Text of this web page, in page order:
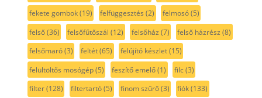
fekete gombok(19) felfüggesztés (2) felmosó(5)
felső(36) felsőfűtőszál (12) felsőház (7) felső házrész (8)
felsőmaró(3) feltét(65) felújító készlet(15)
felültöltős mosógép(5) feszítő emelő(1) filc(3)
filter(128) filtertartó(5) finom szűrő(3) fiók(133)